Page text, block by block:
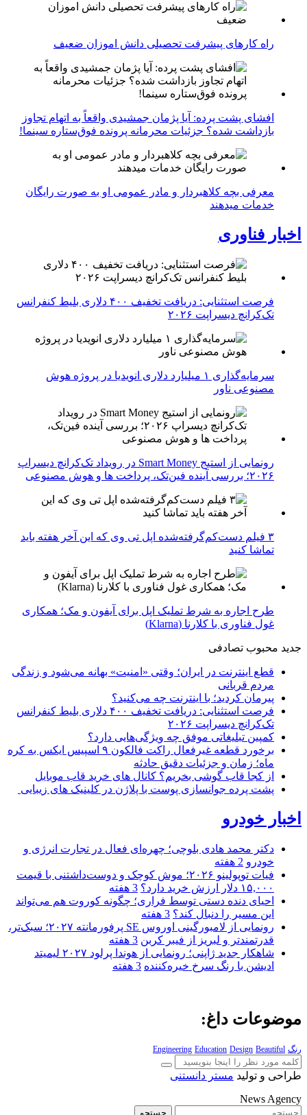
راه کارهای پیشرفت تحصیلی دانش اموزان ضعیف
افشای پشت پرده: آیا پژمان جمشیدی واقعاً به اتهام تجاوز
بازداشت شده؟ جزئیات محرمانه پرونده فوق‌ستاره سینما!
معرفی بچه کلاهبردار و مادر عمومی او به صورت رایگان
خدمات میدهند
اخبار فناوری
فرصت استثنایی: دریافت تخفیف ۴۰۰ دلاری بلیط کنفرانس
تک‌کرانچ دیسراپت ۲۰۲۶
سرمایه‌گذاری ۱ میلیارد دلاری انویدیا در پروژه هوش
مصنوعی ناور
رونمایی از استیج Smart Money در رویداد تک‌کرانچ دیسراپ
۲۰۲۶؛ بررسی آینده فین‌تک، پرداخت‌ ها و هوش مصنوعی
۳ فیلم دست‌کم‌گرفته‌شده اپل تی وی که این آخر هفته باید
تماشا کنید
طرح اجاره به شرط تملیک اپل برای آیفون و مک؛ همکاری
غول فناوری با کلارنا (Klarna)
جدید محبوب تصادفی
قطع اینترنت در ایران؛ وقتی «امنیت» بهانه می‌شود و زندگی
مردم قربانی
پیرمان کردید؛ با اینترنت چه می‌کنید؟
فرصت استثنایی: دریافت تخفیف ۴۰۰ دلاری بلیط کنفرانس
تک‌کرانچ دیسراپت ۲۰۲۶
کمپین تبلیغاتی موفق چه ویژگی‌هایی دارد؟
برخورد قطعه غیرفعال راکت فالکون ۹ اسپیس ایکس به کره
ماه؛ زمان و جزئیات دقیق حادثه
از کجا قاب گوشی بخریم؟ کانال های خرید قاب موبایل
پشت پرده جوانسازی پوست با پلاژن در کلینیک های زیبایی
اخبار خودرو
دکتر محمد هادی بلوچی؛ چهره‌ای فعال در تجارت انرژی و
خودرو 2 هفته
فیات توپولینو ۲۰۲۶؛ موش کوچک و دوست‌داشتنی با قیمت
۱۵,۰۰۰ دلار ارزش خرید دارد؟
3 هفته
احیای دنده دستی توسط فراری؛ چگونه کوروت هم می‌تواند
این مسیر را دنبال کند؟ 3 هفته
رونمایی از لامبورگینی اوروس SE پرفورمانته ۲۰۲۷؛ سبک‌تر،
قدرتمندتر و لبریز از فیبر کربن 3 هفته
شاهکار جدید ژاپنی؛ رونمایی از هوندا پرلود ۲۰۲۷ لیمیتد
ادیشن با رنگ سرخ خیره‌کننده 3 هفته
موضوعات داغ:
رنگ Engineering Education Design Beautiful
طراحی و تولید مستر دانستنی
News Agency
جستجو